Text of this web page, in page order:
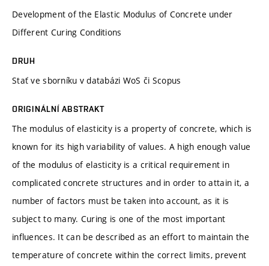
Development of the Elastic Modulus of Concrete under
Different Curing Conditions
DRUH
Stať ve sborníku v databázi WoS či Scopus
ORIGINÁLNÍ ABSTRAKT
The modulus of elasticity is a property of concrete, which is
known for its high variability of values. A high enough value
of the modulus of elasticity is a critical requirement in
complicated concrete structures and in order to attain it, a
number of factors must be taken into account, as it is
subject to many. Curing is one of the most important
influences. It can be described as an effort to maintain the
temperature of concrete within the correct limits, prevent